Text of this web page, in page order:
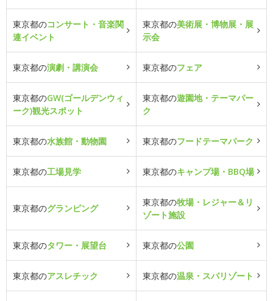
東京都のコンサート・音楽関
連イベント
東京都の美術展・博物展・展
示会
東京都の演劇・講演会 東京都のフェア
東京都のGW(ゴールデンウィ
ーク)観光スポット
東京都の遊園地・テーマパー
ク
東京都の水族館・動物園 東京都のフードテーマパーク
東京都の工場見学 東京都のキャンプ場・BBQ場
東京都のグランピング
東京都の牧場・レジャー＆リ
ゾート施設
東京都のタワー・展望台 東京都の公園
東京都のアスレチック 東京都の温泉・スパリゾート